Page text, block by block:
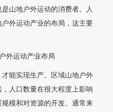
山地户外运动的消费者。人
外运动产业的布局，这主要
外运动产业布局
能实现生产。区域山地户外
人口数量在很大程度上影响
模和对资源的开发。通常来